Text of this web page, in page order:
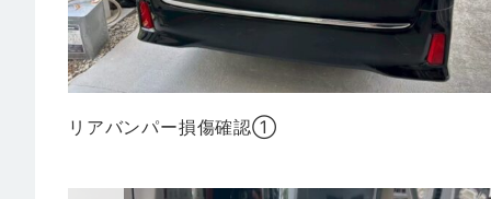
リアバンパー損傷確認①